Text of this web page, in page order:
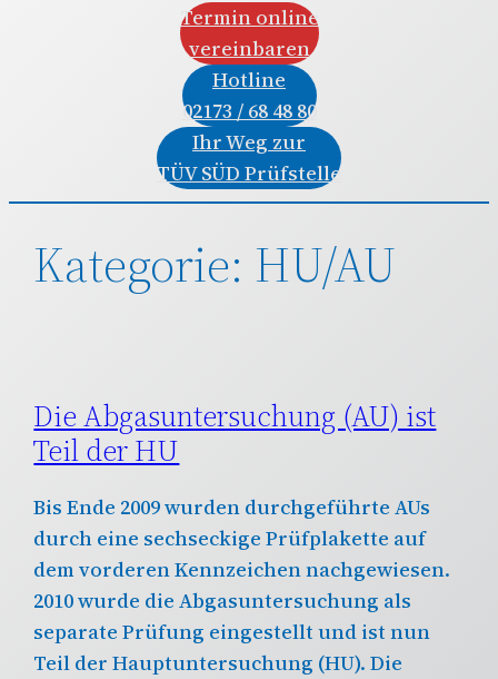
Termin online
vereinbaren
Hotline
02173 / 68 48 80
Ihr Weg zur
TÜV SÜD Prüfstelle
Kategorie: HU/AU
Die Abgasuntersuchung (AU) ist
Teil der HU
Bis Ende 2009 wurden durchgeführte AUs
durch eine sechseckige Prüfplakette auf
dem vorderen Kennzeichen nachgewiesen.
2010 wurde die Abgasuntersuchung als
separate Prüfung eingestellt und ist nun
Teil der Hauptuntersuchung (HU). Die